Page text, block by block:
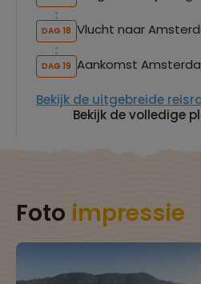
DAG 18 Vlucht naar
DAG 19 Aankomst
Bekijk de uitgebreide
Bekijk de volledige
Foto impressie